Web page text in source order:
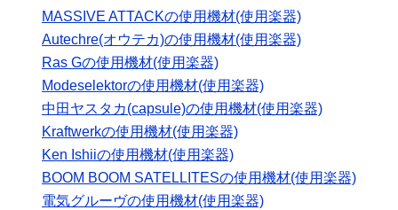
MASSIVE ATTACKの使用機材(使用楽器)
Autechre(オウテカ)の使用機材(使用楽器)
Ras Gの使用機材(使用楽器)
Modeselektorの使用機材(使用楽器)
中田ヤスタカ(capsule)の使用機材(使用楽器)
Kraftwerkの使用機材(使用楽器)
Ken Ishiiの使用機材(使用楽器)
BOOM BOOM SATELLITESの使用機材(使用楽器)
電気グルーヴの使用機材(使用楽器)